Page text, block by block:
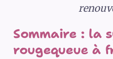
Sommaire : la
rougequeue à